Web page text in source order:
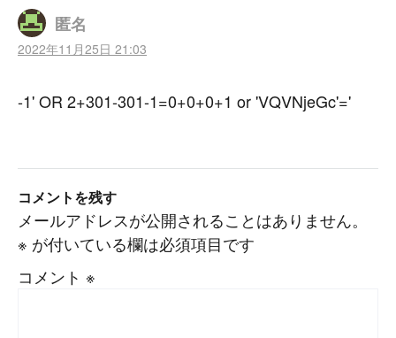
匿名
2022年11月25日 21:03
-1' OR 2+301-301-1=0+0+0+1 or 'VQVNjeGc'='
コメントを残す
メールアドレスが公開されることはありません。
※ が付いている欄は必須項目です
コメント ※